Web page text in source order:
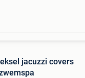
jacuzzi covers